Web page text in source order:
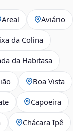
Areal Aviário
da Colina
da Habitasa
Boa Vista
Capoeira
Chácara Ipê